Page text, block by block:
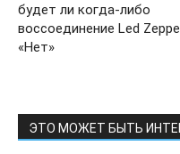
будет ли когда-либо
воссоединение Led
«Нет»
ЭТО МОЖЕТ БЫТЬ